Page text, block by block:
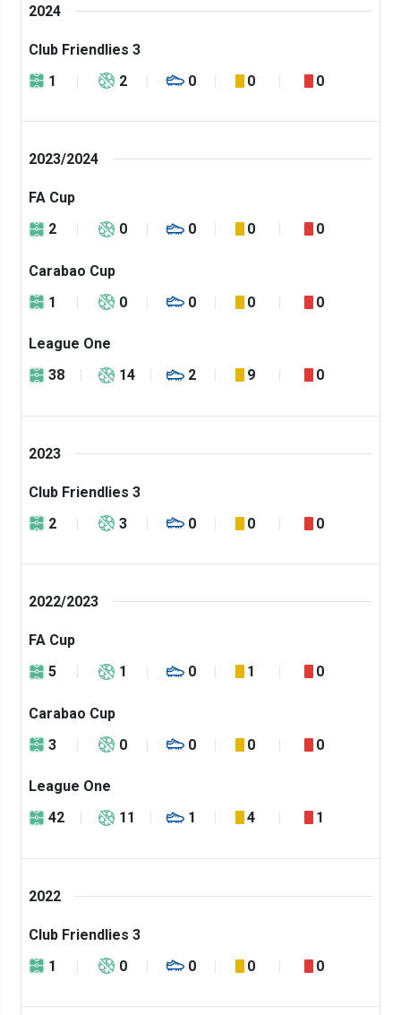
2024
Club Friendlies 3
1
2 0 0 0
2023/2024
FA Cup
2
0 0 0 0
Carabao Cup
1
0 0 0 0
League One
38
14 2 9 0
2023
Club Friendlies 3
2
3 0 0 0
2022/2023
FA Cup
5
1 0 1 0
Carabao Cup
3
0 0 0 0
League One
42
11 1 4 1
2022
Club Friendlies 3
1
0 0 0 0